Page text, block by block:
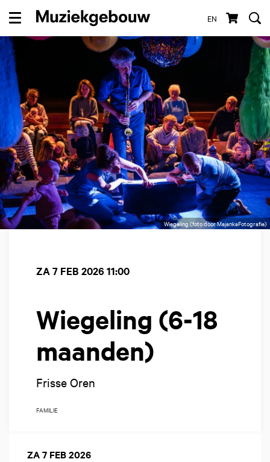
EN
Menu
Wiegeling (foto door MajankaFotografie)
Wiegeling (6-18
maanden)
Frisse Oren
ZA 7 FEB 2026 11:00
FAMILIE
ZA 7 FEB 2026